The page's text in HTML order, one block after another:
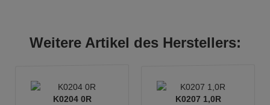
Weitere Artikel des Herstellers:
K0204 0R K0207 1,0R